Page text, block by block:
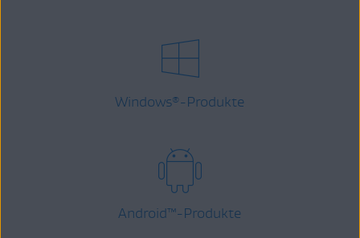
Windows® -Produkte
Android™-Produkte